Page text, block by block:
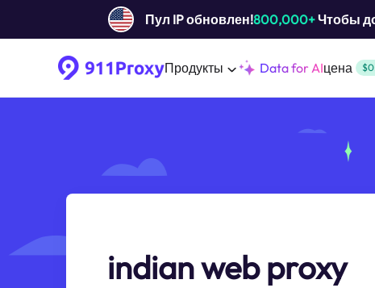
Пул IP обновлен!800,000+Чтобы
Продукты Data for AIцена
indian web proxy